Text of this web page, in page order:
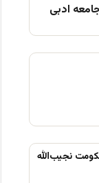
جامعه ادبی